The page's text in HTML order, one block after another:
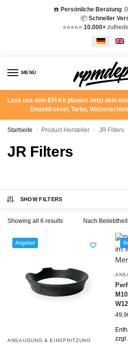
☎️ Persönliche Beratung
📦 Schneller
⭐️⭐️⭐️⭐️⭐️ 10.000+
MENÜ
Lass uns dein EFI Kit planen! Jetzt dein
Einzeldrossel, Turbo,
Startseite / Product Hersteller / JR Filters
JR Filters
SHOW FILTERS
Showing all 6 results
Angebot
ANSAUGUNG & EINSPRITZUNG
zzgl.